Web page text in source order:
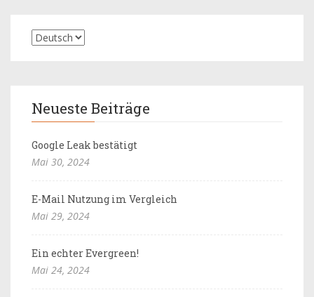
Neueste Beiträge
Google Leak bestätigt
Mai 30, 2024
E-Mail Nutzung im Vergleich
Mai 29, 2024
Ein echter Evergreen!
Mai 24, 2024